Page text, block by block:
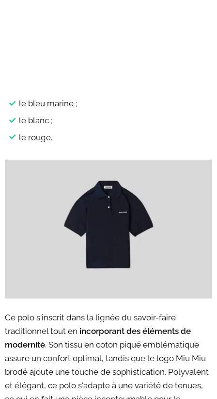
le bleu marine ;
le blanc ;
le rouge.
Ce polo s'inscrit dans la lignée du savoir-faire
traditionnel tout en incorporant des éléments de
modernité. Son tissu en coton piqué emblématique
assure un confort optimal, tandis que le logo Miu Miu
brodé ajoute une touche de sophistication. Polyvalent
et élégant, ce polo s'adapte à une variété de tenues,